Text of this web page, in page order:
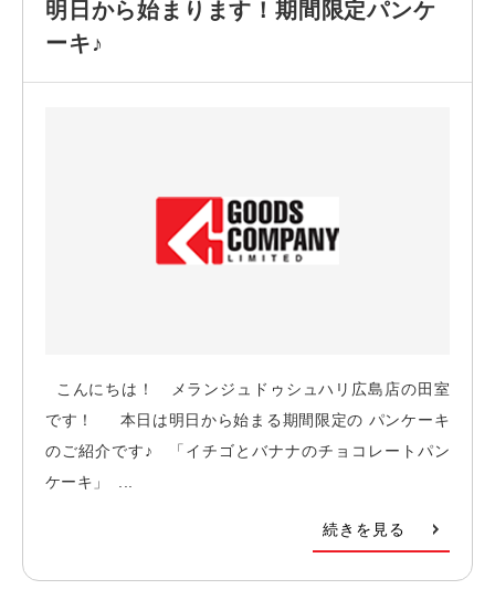
明日から始まります！期間限定パンケ
ーキ♪
こんにちは！ メランジュドゥシュハリ広島店の田室
です！ 本日は明日から始まる期間限定の パンケーキ
のご紹介です♪ 「イチゴとバナナのチョコレートパン
ケーキ」 ...
続きを見る